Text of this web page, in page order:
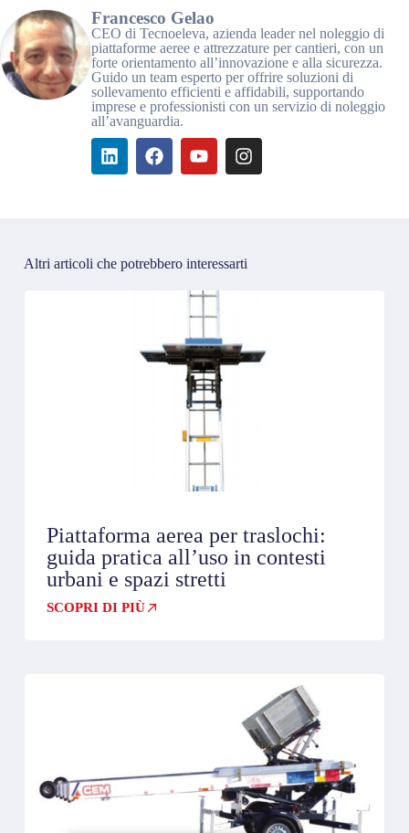
Francesco Gelao
CEO di Tecnoeleva, azienda leader nel noleggio di
piattaforme aeree e attrezzature per cantieri, con un
forte orientamento all’innovazione e alla sicurezza.
Guido un team esperto per offrire soluzioni di
sollevamento efficienti e affidabili, supportando
imprese e professionisti con un servizio di noleggio
all’avanguardia.
Altri articoli che potrebbero interessarti
Piattaforma aerea per traslochi:
guida pratica all’uso in contesti
urbani e spazi stretti
SCOPRI DI PIÙ